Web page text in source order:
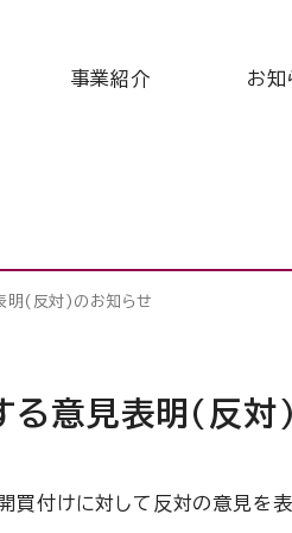
事業紹介 お知
明(反対)のお知らせ
る意見表明(反対
付けに対して反対の意見を